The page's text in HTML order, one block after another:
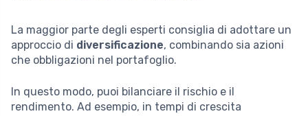
La maggior parte degli esperti consiglia di adottare un
approccio di diversificazione, combinando sia azioni
che obbligazioni nel portafoglio.
In questo modo, puoi bilanciare il rischio e il
rendimento. Ad esempio, in tempi di crescita